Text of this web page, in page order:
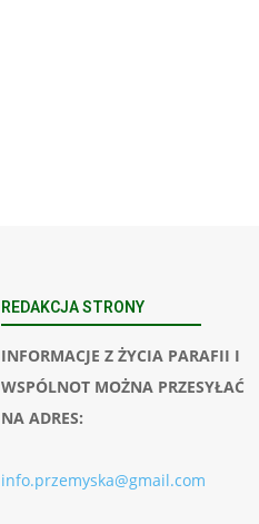
REDAKCJA STRONY
INFORMACJE Z ŻYCIA PARAFII I
WSPÓLNOT MOŻNA PRZESYŁAĆ
NA ADRES:
info.przemyska@gmail.com